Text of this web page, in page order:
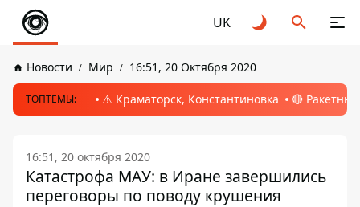
UK
Новости Мир 16:51, 20 Октября 2020
ТОПТЕМЫ: ⚠️ Краматорск, Константиновка 🔴
16:51, 20 октября 2020
Катастрофа МАУ: в Иране завершились
переговоры по поводу крушения